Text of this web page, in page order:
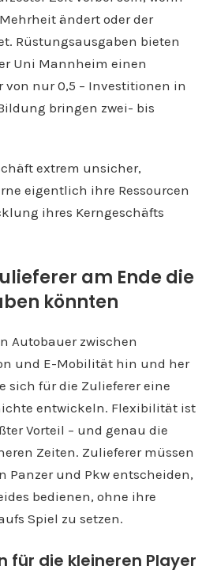
ändert oder der
Rüstungsausgaben bieten
Uni Mannheim einen
nur 0,5 – Investitionen in
bringen zwei- bis
extrem unsicher,
eigentlich ihre Ressourcen
ihres Kerngeschäfts
am Ende die
könnten
Autobauer zwischen
und E-Mobilität hin und her
sich für die Zulieferer eine
entwickeln. Flexibilität ist
Vorteil – und genau die
Zeiten. Zulieferer müssen
Panzer und Pkw entscheiden,
bedienen, ohne ihre
Spiel zu setzen.
für die kleineren Player